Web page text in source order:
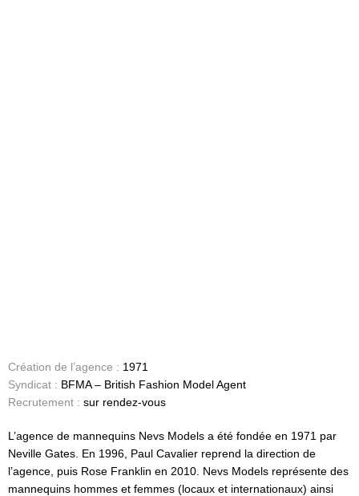
Création de l’agence : 1971
Syndicat : BFMA – British Fashion Model Agent
Recrutement : sur rendez-vous
L’agence de mannequins Nevs Models a été fondée en 1971 par
Neville Gates. En 1996, Paul Cavalier reprend la direction de
l’agence, puis Rose Franklin en 2010. Nevs Models représente des
mannequins hommes et femmes (locaux et internationaux) ainsi